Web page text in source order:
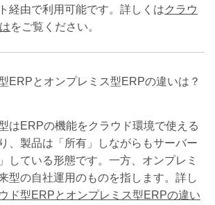
経由で利用可能です。詳しくはクラウ
をご覧ください。
ERPとオンプレミス型ERPの違いは？
はERPの機能をクラウド環境で使える
、製品は「所有」しながらもサーバー
している形態です。一方、オンプレミ
型の自社運用のものを指します。詳し
ド型ERPとオンプレミス型ERPの違い